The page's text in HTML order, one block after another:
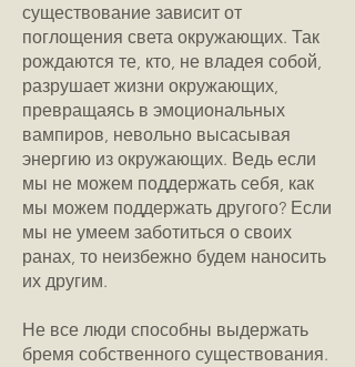
существование зависит от
поглощения света окружающих. Так
рождаются те, кто, не владея собой,
разрушает жизни окружающих,
превращаясь в эмоциональных
вампиров, невольно высасывая
энергию из окружающих. Ведь если
мы не можем поддержать себя, как
мы можем поддержать другого? Если
мы не умеем заботиться о своих
ранах, то неизбежно будем наносить
их другим.
Не все люди способны выдержать
бремя собственного существования.